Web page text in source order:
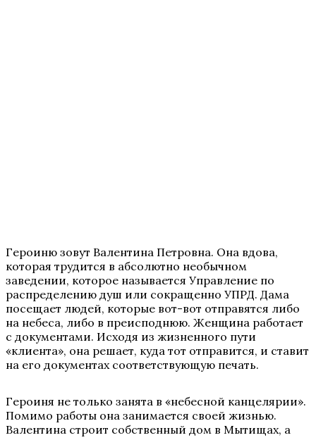
Героиню зовут Валентина Петровна. Она вдова,
которая трудится в абсолютно необычном
заведении, которое называется Управление по
распределению душ или сокращенно УПРД. Дама
посещает людей, которые вот-вот отправятся либо
на небеса, либо в преисподнюю. Женщина работает
с документами. Исходя из жизненного пути
«клиента», она решает, куда тот отправится, и ставит
на его документах соответствующую печать.
Героиня не только занята в «небесной канцелярии».
Помимо работы она занимается своей жизнью.
Валентина строит собственный дом в Мытищах, а